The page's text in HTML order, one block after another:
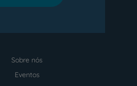
Sobre nós
Eventos